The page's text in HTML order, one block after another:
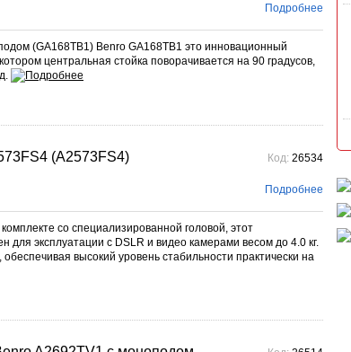
Подробнее
(GA168TB1) Benro GA168TB1 это инновационный
центральная стойка поворачивается на 90 градусов,
(A2573FS4) Код: 26534
Подробнее
со специализированной головой, этот
для эксплуатации с DSLR и видео камерами весом до 4.0 кг.
высокий уровень стабильности практически на